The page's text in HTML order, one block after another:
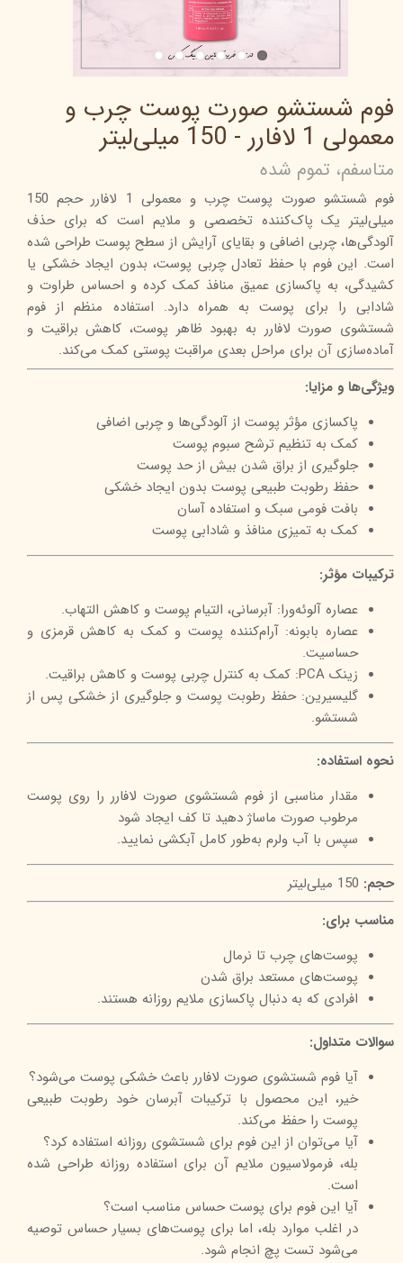
فوم شستشو صورت پوست چرب و
معمولی 1 لافارر - 150 میلی‌لیتر
متاسفم، تموم شده
فوم شستشو صورت پوست چرب و معمولی 1 لافارر حجم 150
میلی‌لیتر یک پاک‌کننده تخصصی و ملایم است که برای حذف
آلودگی‌ها، چربی اضافی و بقایای آرایش از سطح پوست طراحی شده
است. این فوم با حفظ تعادل چربی پوست، بدون ایجاد خشکی یا
کشیدگی، به پاکسازی عمیق منافذ کمک کرده و احساس طراوت و
شادابی را برای پوست به همراه دارد. استفاده منظم از فوم
شستشوی صورت لافارر به بهبود ظاهر پوست، کاهش براقیت و
آماده‌سازی آن برای مراحل بعدی مراقبت پوستی کمک می‌کند.
ویژگی‌ها و مزایا:
پاکسازی مؤثر پوست از آلودگی‌ها و چربی اضافی
کمک به تنظیم ترشح سبوم پوست
جلوگیری از براق شدن بیش از حد پوست
حفظ رطوبت طبیعی پوست بدون ایجاد خشکی
بافت فومی سبک و استفاده آسان
کمک به تمیزی منافذ و شادابی پوست
ترکیبات مؤثر:
عصاره آلوئه‌ورا: آبرسانی، التیام پوست و کاهش التهاب.
عصاره بابونه: آرام‌کننده پوست و کمک به کاهش قرمزی و
حساسیت.
زینک PCA: کمک به کنترل چربی پوست و کاهش براقیت.
گلیسیرین: حفظ رطوبت پوست و جلوگیری از خشکی پس از
شستشو.
نحوه استفاده:
مقدار مناسبی از فوم شستشوی صورت لافارر را روی پوست
مرطوب صورت ماساژ دهید تا کف ایجاد شود
سپس با آب ولرم به‌طور کامل آبکشی نمایید.
حجم: 150 میلی‌لیتر
مناسب برای:
پوست‌های چرب تا نرمال
پوست‌های مستعد براق شدن
افرادی که به دنبال پاکسازی ملایم روزانه هستند.
سوالات متداول:
آیا فوم شستشوی صورت لافارر باعث خشکی پوست می‌شود؟
خیر، این محصول با ترکیبات آبرسان خود رطوبت طبیعی
پوست را حفظ می‌کند.
آیا می‌توان از این فوم برای شستشوی روزانه استفاده کرد؟
بله، فرمولاسیون ملایم آن برای استفاده روزانه طراحی شده
است.
آیا این فوم برای پوست حساس مناسب است؟
در اغلب موارد بله، اما برای پوست‌های بسیار حساس توصیه
می‌شود تست پچ انجام شود.